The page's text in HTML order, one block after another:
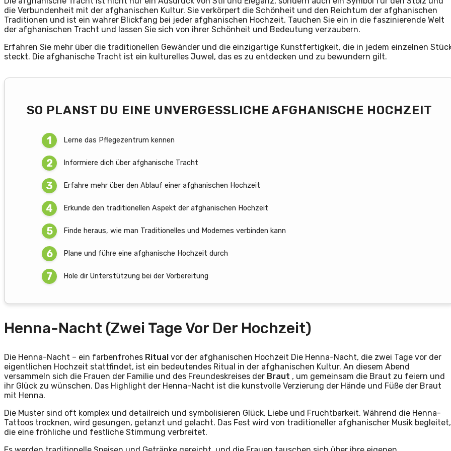
die Verbundenheit mit der afghanischen Kultur. Sie verkörpert die Schönheit und den Reichtum der afghanischen
Traditionen und ist ein wahrer Blickfang bei jeder afghanischen Hochzeit. Tauchen Sie ein in die faszinierende Welt
der afghanischen Tracht und lassen Sie sich von ihrer Schönheit und Bedeutung verzaubern.
Erfahren Sie mehr über die traditionellen Gewänder und die einzigartige Kunstfertigkeit, die in jedem einzelnen
steckt. Die afghanische Tracht ist ein kulturelles Juwel, das es zu entdecken und zu bewundern gilt.
SO PLANST DU EINE UNVERGESSLICHE AFGHANISCHE HOCHZEIT
Lerne das Pflegezentrum kennen
Informiere dich über afghanische Tracht
Erfahre mehr über den Ablauf einer afghanischen Hochzeit
Erkunde den traditionellen Aspekt der afghanischen Hochzeit
Finde heraus, wie man Traditionelles und Modernes verbinden kann
Plane und führe eine afghanische Hochzeit durch
Hole dir Unterstützung bei der Vorbereitung
Henna-Nacht (Zwei Tage Vor Der Hochzeit)
Die Henna-Nacht – ein farbenfrohes Ritual vor der afghanischen Hochzeit Die Henna-Nacht, die zwei Tage vor der
eigentlichen Hochzeit stattfindet, ist ein bedeutendes Ritual in der afghanischen Kultur. An diesem Abend
versammeln sich die Frauen der Familie und des Freundeskreises der Braut , um gemeinsam die Braut zu feiern und
ihr Glück zu wünschen. Das Highlight der Henna-Nacht ist die kunstvolle Verzierung der Hände und Füße der Braut
mit Henna.
Die Muster sind oft komplex und detailreich und symbolisieren Glück, Liebe und Fruchtbarkeit. Während die Henna-
Tattoos trocknen, wird gesungen, getanzt und gelacht. Das Fest wird von traditioneller afghanischer Musik begleitet,
die eine fröhliche und festliche Stimmung verbreitet.